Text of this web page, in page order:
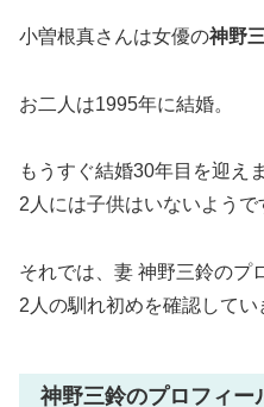
小曽根真さんは女優の神野
お二人は1995年に結婚。
もうすぐ結婚30年目を迎え
2人には子供はいないようで
それでは、妻 神野三鈴のプ
2人の馴れ初めを確認してい
神野三鈴のプロフィー